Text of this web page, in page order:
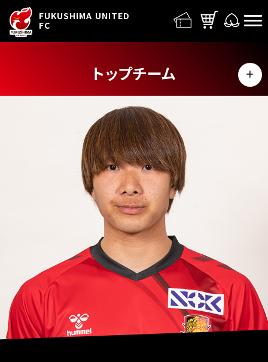
FUKUSHIMA UNITED
FC
トップチーム
MENU
選手
スタッフ
スケジュール